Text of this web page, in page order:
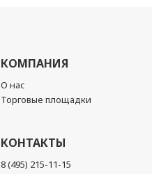
КОМПАНИЯ
О нас
Торговые площадки
КОНТАКТЫ
8 (495) 215-11-15